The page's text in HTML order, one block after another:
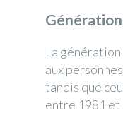
La
aux
tandis que
entre 1981 et